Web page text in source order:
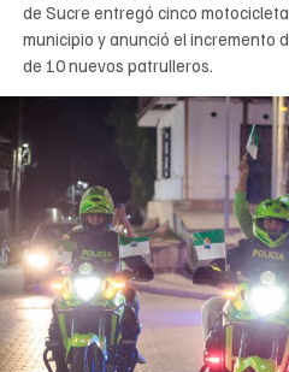
de Sucre entregó cinco
municipio y anunció el incremento
de 10 nuevos patrulleros.